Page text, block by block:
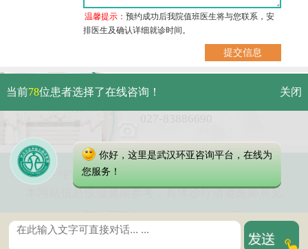
温馨提示：预约成功后我院值班医生将与您联系，安
排医生及确认详细就诊时间。
武汉市硚口区解放大道479号
Copyright 2025 武汉环亚中医白癜风医院
本网站信息仅做健康参考，具体诊疗请遵医师意见
鄂ICP备16003424号-6
当前78位患者选择了在线咨询！ 关闭
你好，这里是武汉环亚咨询平台，在线为
您服务！